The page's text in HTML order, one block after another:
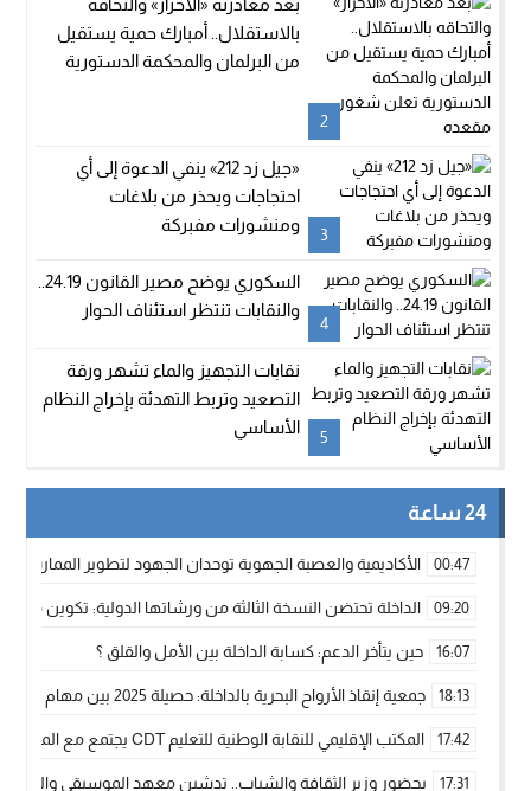
2
بعد مغادرته «الأحرار» والتحاقه
بالاستقلال.. أمبارك حمية يستقيل
من البرلمان والمحكمة الدستورية
3
«جيل زد 212» ينفي الدعوة إلى أي
احتجاجات ويحذر من بلاغات
ومنشورات مفبركة
4
والنقابات تنتظر استئناف الحوار
5
نقابات التجهيز والماء تشهر ورقة
التصعيد وتربط التهدئة بإخراج النظام
الأساسي
24 ساعة
00:47 الأكاديمية والعصبة الجهوية توحدان الجهود لتطوير الممارسة
09:20 الداخلة تحتضن النسخة الثالثة من ورشاتها الدولية: تكوين
16:07 حين يتأخر الدعم: كسابة الداخلة بين الأمل والقلق ؟
18:13 جمعية إنقاذ الأرواح البحرية بالداخلة: حصيلة 2025 بين مهام الإنقاذ ومشروع “دار البحار”
17:42 المكتب الإقليمي للنقابة الوطنية للتعليم CDT يجتمع مع المدير الإقليمي لمناقشة ملفات جوهرية لنساء ورجال التعليم
17:31 بحضور وزير الثقافة والشباب.. تدشين معهد الموسيقى والفنون